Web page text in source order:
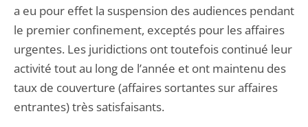
a eu pour effet la suspension des audiences pendant
le premier confinement, exceptés pour les affaires
urgentes. Les juridictions ont toutefois continué leur
activité tout au long de l’année et ont maintenu des
taux de couverture (affaires sortantes sur affaires
entrantes) très satisfaisants.